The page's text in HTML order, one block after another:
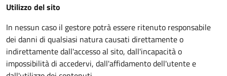
Utilizzo del sito
In nessun caso il gestore potrà essere ritenuto responsabile
dei danni di qualsiasi natura causati direttamente o
indirettamente dall'accesso al sito, dall'incapacità o
impossibilità di accedervi, dall'affidamento dell'utente e